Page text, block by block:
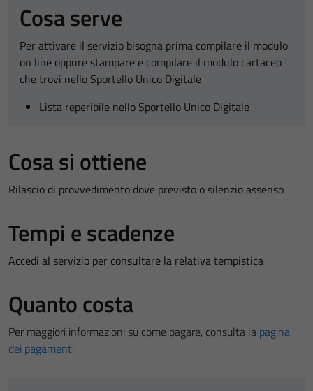
Cosa serve
Per attivare il servizio bisogna prima compilare il modulo
on line oppure stampare e compilare il modulo cartaceo
che trovi nello Sportello Unico Digitale
Lista reperibile nello Sportello Unico Digitale
Cosa si ottiene
Rilascio di provvedimento dove previsto o silenzio assenso
Tempi e scadenze
Accedi al servizio per consultare la relativa tempistica
Quanto costa
Per maggiori informazioni su come pagare, consulta la pagina
dei pagamenti